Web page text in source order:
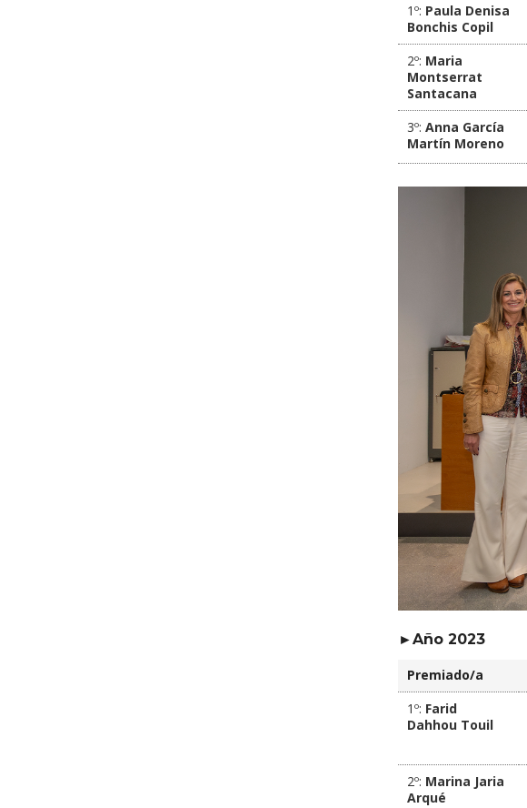
1º: Paula Denisa
Bonchis Copil
2º: Maria
Montserrat
Santacana
3º: Anna García
Martín Moreno
►Año 2023
Premiado/a
1º: Farid
Dahhou Touil
2º: Marina Jaria
Arqué